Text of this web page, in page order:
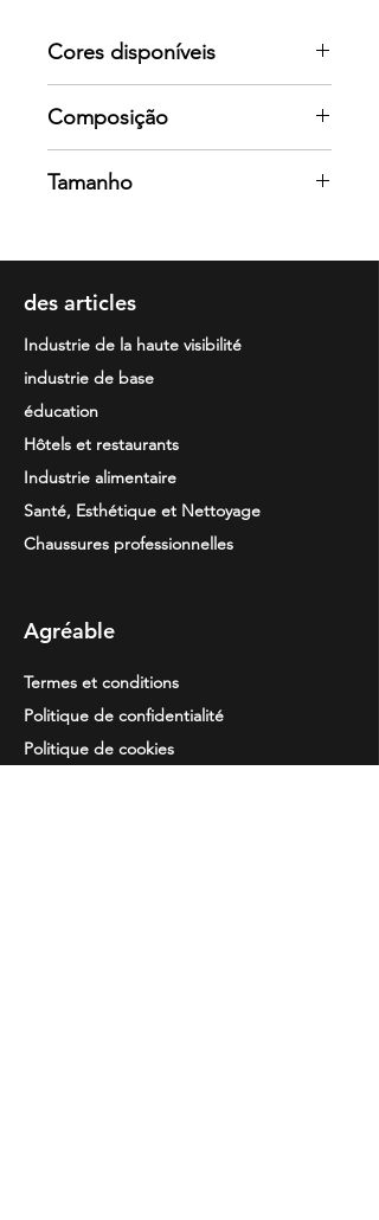
Cores disponíveis
cores
Composição
170grm
Tamanho
des articles
Industrie de la haute visibilité
industrie de base
éducation
Hôtels et restaurants
Industrie alimentaire
Santé, Esthétique et Nettoyage
Chaussures professionnelles
Agréable
Termes et conditions
Politique de confidentialité
Politique de cookies